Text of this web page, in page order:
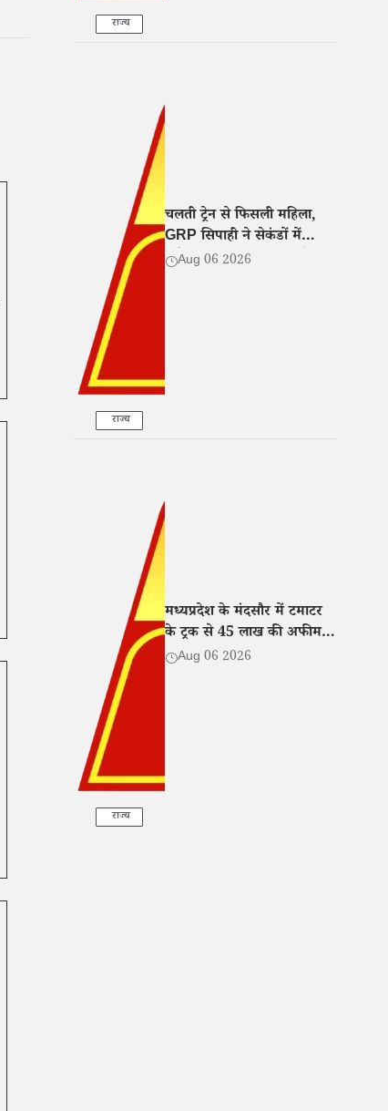
राज्य
राज्य
चलती ट्रेन से फिसली महिला,
GRP सिपाही ने सेकंडों में
खींचकर बचाई जान, वीडियो
Aug 06 2026
राज्य
मध्यप्रदेश के मंदसौर में टमाटर
के ट्रक से 45 लाख की अफीम
बरामद, तीन तस्कर गिरफ्तार
Aug 06 2026